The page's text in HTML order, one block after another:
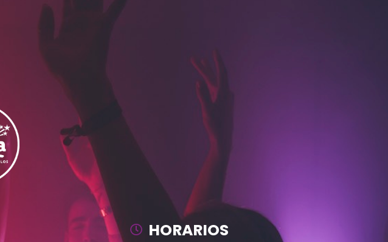
HORARIOS